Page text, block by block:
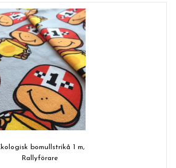
bomullstrikå 1 m,
Rallyförare